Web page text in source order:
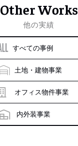
Other Works
他の実績
すべての事例
土地・建物事業
オフィス物件事業
内外装事業